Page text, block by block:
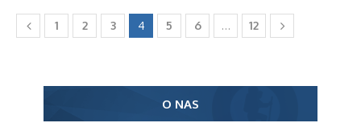
1 2 3 4 5 6 … 12
O NAS